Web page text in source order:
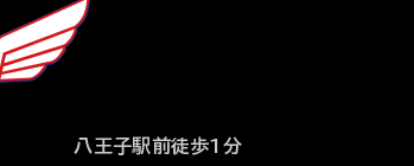
八王子駅前徒歩1分